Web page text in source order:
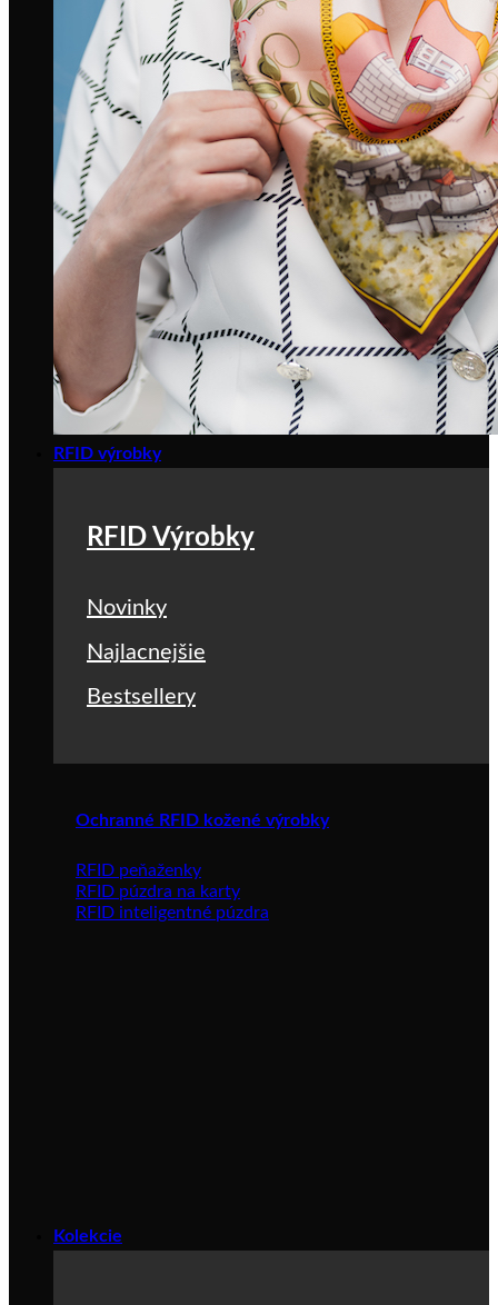
RFID výrobky
RFID Výrobky
Novinky
Najlacnejšie
Bestsellery
Ochranné RFID kožené výrobky
RFID peňaženky
RFID púzdra na karty
RFID inteligentné púzdra
Kolekcie